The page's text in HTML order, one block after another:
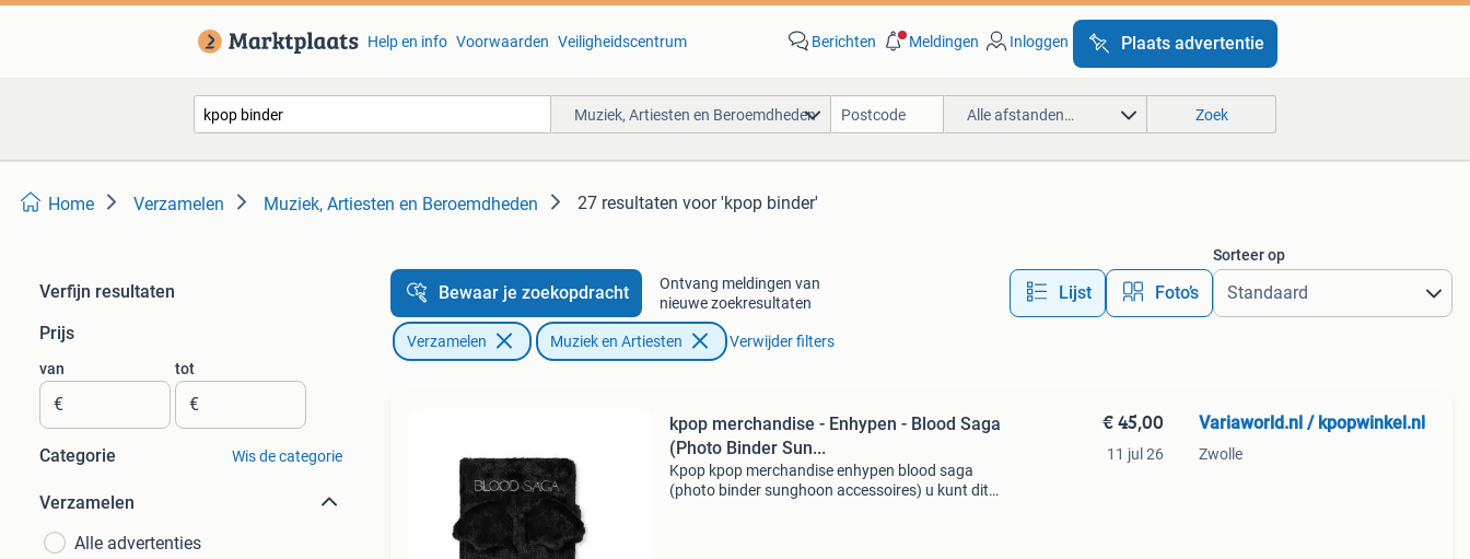
Help en info Voorwaarden Veiligheidscentrum Berichten Meldingen Inloggen Plaats advertentie
Muziek, Artiesten en Beroemdheden Alle afstanden… Zoek
Home Verzamelen Muziek, Artiesten en Beroemdheden 27 resultaten voor 'kpop binder'
Verfijn resultaten
Prijs
van
€
tot
€
Categorie Wis de categorie
Verzamelen
Alle advertenties
Bewaar je zoekopdracht
Ontvang meldingen van
nieuwe zoekresultaten
Lijst Foto’s
Sorteer op
Verzamelen Muziek en Artiesten Verwijder filters
kpop merchandise - Enhypen - Blood Saga
(Photo Binder Sun...
Kpop kpop merchandise enhypen blood saga
(photo binder sunghoon accessoires) u kunt dit
€ 45,00
11 jul 26
Variaworld.nl / kpopwinkel.nl
Zwolle